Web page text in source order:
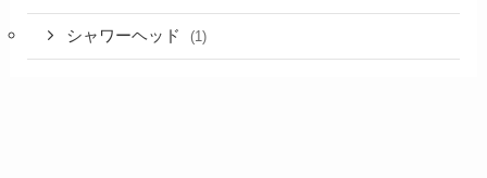
シャワーヘッド (1)